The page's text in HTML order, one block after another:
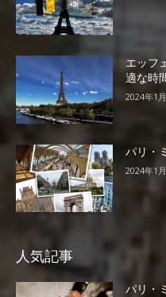
エッフ
適な時
2024年1
パリ・
2024年1
人気記事
パリ・